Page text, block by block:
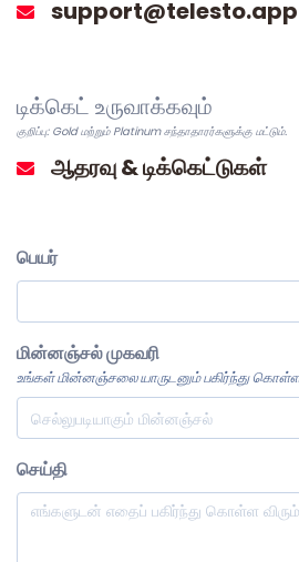
டிக்கெட் உருவாக்கவும்
குறிப்பு: Gold மற்றும் Platinum சந்தாதாரர்களுக்கு மட்டும்.
ஆதரவு & டிக்கெட்டுகள்
பெயர்
மின்னஞ்சல் முகவரி
உங்கள் மின்னஞ்சலை யாருடனும் பகிர்ந்து
செய்தி